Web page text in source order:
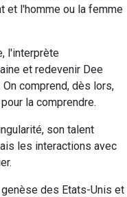
et l'homme ou la femme
l'interprète
et redevenir Dee
comprend, dès lors,
la comprendre.
son talent
les interactions avec
des Etats-Unis et